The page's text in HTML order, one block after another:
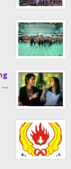
…